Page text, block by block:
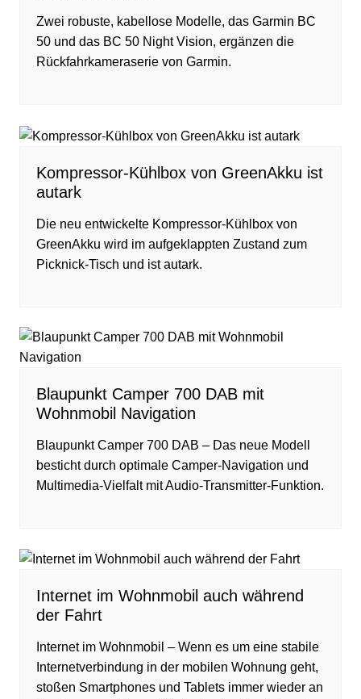
Zwei robuste, kabellose Modelle, das Garmin BC
50 und das BC 50 Night Vision, ergänzen die
Rückfahrkameraserie von Garmin.
Kompressor-Kühlbox von GreenAkku ist
autark
Die neu entwickelte Kompressor-Kühlbox von
GreenAkku wird im aufgeklappten Zustand zum
Picknick-Tisch und ist autark.
Blaupunkt Camper 700 DAB mit
Wohnmobil Navigation
Blaupunkt Camper 700 DAB – Das neue Modell
besticht durch optimale Camper-Navigation und
Multimedia-Vielfalt mit Audio-Transmitter-Funktion.
Internet im Wohnmobil auch während
der Fahrt
Internet im Wohnmobil – Wenn es um eine stabile
Internetverbindung in der mobilen Wohnung geht,
stoßen Smartphones und Tablets immer wieder an